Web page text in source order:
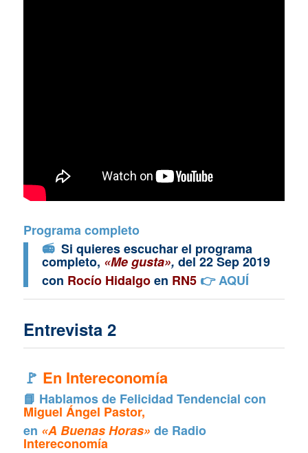
Programa completo
📻 Si quieres escuchar el programa
completo, «Me gusta», del 22 Sep 2019
con Rocío Hidalgoen RN5👉AQUÍ
Entrevista 2
🚩 En Intereconomía
📘 Hablamos de Felicidad Tendencial con
Miguel Ángel Pastor,
en «A Buenas Horas» de Radio
Intereconomía